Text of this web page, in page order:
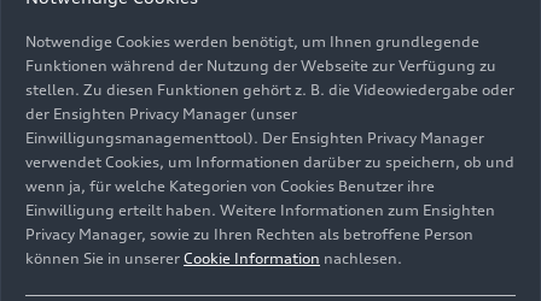
Gletscherweiß Metallic, Outdoor-Fahraufnahme,
Exterieur, Dreiviertelfrontansicht
Bild-Nr: A251376 · Copyright: AUDI AG
Rechte: Verwendung für Pressezwecke honorarfrei
Notwendige Cookies werden benötigt, um Ihnen grundlegende
Funktionen während der Nutzung der Webseite zur Verfügung zu
stellen. Zu diesen Funktionen gehört z. B. die Videowiedergabe oder
der Ensighten Privacy Manager (unser
Einwilligungsmanagementtool). Der Ensighten Privacy Manager
verwendet Cookies, um Informationen darüber zu speichern, ob und
wenn ja, für welche Kategorien von Cookies Benutzer ihre
Einwilligung erteilt haben. Weitere Informationen zum Ensighten
Privacy Manager, sowie zu Ihren Rechten als betroffene Person
können Sie in unserer Cookie Information nachlesen.